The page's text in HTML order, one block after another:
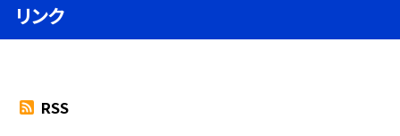
リンク
RSS